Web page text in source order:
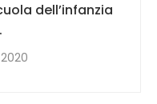
dell’infanzia